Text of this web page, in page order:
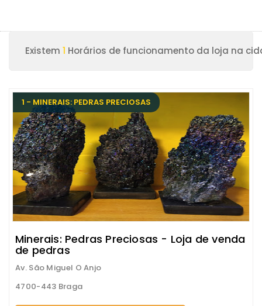
Existem 1 Horários de funcionamento da loja na
1 - MINERAIS: PEDRAS PRECIOSAS
Minerais: Pedras Preciosas - Loja de venda
de pedras
Av. São Miguel O Anjo
4700-443 Braga